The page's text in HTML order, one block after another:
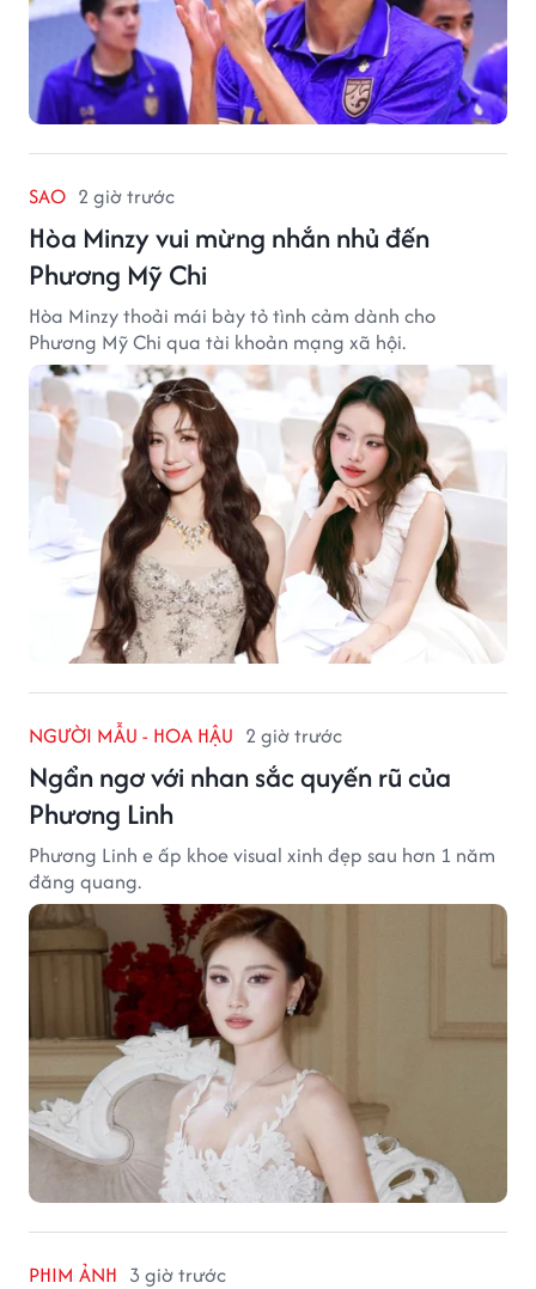
SAO 2 giờ trước
Hòa Minzy vui mừng nhắn nhủ đến
Phương Mỹ Chi
Hòa Minzy thoải mái bày tỏ tình cảm dành cho
Phương Mỹ Chi qua tài khoản mạng xã hội.
NGƯỜI MẪU - HOA HẬU 2 giờ trước
Ngẩn ngơ với nhan sắc quyến rũ của
Phương Linh
Phương Linh e ấp khoe visual xinh đẹp sau hơn 1 năm
đăng quang.
PHIM ẢNH 3 giờ trước